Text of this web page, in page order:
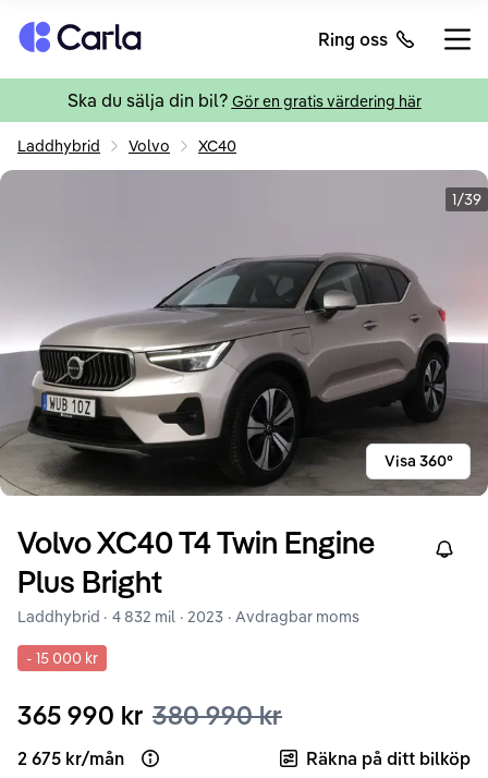
Tillbaka till startsidan Ring oss
Ska du sälja din bil? Gör en gratis värdering här
Laddhybrid Volvo XC40
1/39
Visa 360°
VolvoXC40T4 Twin Engine
Plus Bright
Right
Laddhybrid · 4 832 mil · 2023 · Avdragbar moms
- 15 000 kr
365 990 kr 380 990 kr
2 675 kr/mån Open loan example Räkna på ditt bilköp